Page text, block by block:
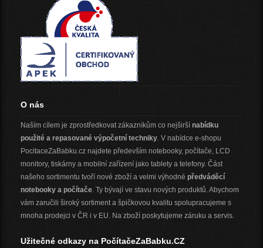
O nás
Naším cílem je zprostředkovat zákazníkům co nejširší nabídku
použité a repasované výpočetní techniky. V nabídce e-shopu
PocitaceZaBabku.cz najdete především notebooky, počítače, LCD
monitory, tiskárny a mobilní zařízení jako tablety a telefony. Část
našeho sortimentu tvoří nové zboží a velmi výhodné předváděcí
notebooky a počítače. Ty bývají ve stavu nových produktů. Abychom
vám zaručili široký sortiment a špičkovou kvalitu spolupracujeme s
mnoha prodejci v ČR i v EU. Na zboží poskytujeme záruku a servis.
Užitečné odkazy na PočítačeZaBabku.CZ